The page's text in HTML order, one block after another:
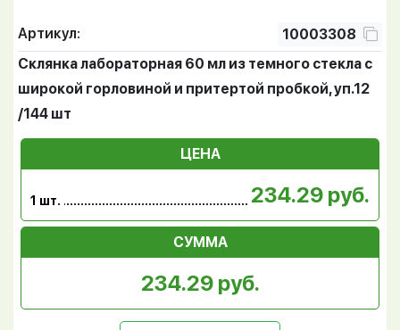
Артикул:
10003308
Склянка лабораторная 60 мл из темного стекла с
широкой горловиной и притертой пробкой, уп.12
/144 шт
ЦЕНА
1 шт. 234.29 руб.
СУММА
234.29 руб.